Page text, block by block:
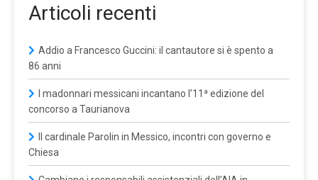
Articoli recenti
Addio a Francesco Guccini: il cantautore si è spento a
86 anni
I madonnari messicani incantano l’11ª edizione del
concorso a Taurianova
Il cardinale Parolin in Messico, incontri con governo e
Chiesa